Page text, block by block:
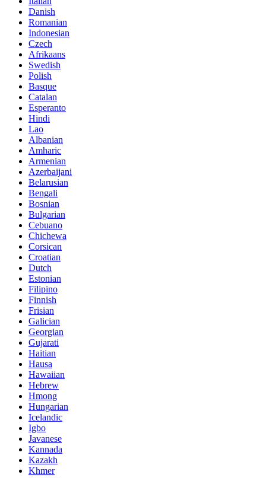
Danish
Romanian
Indonesian
Czech
Afrikaans
Swedish
Polish
Basque
Catalan
Esperanto
Hindi
Lao
Albanian
Amharic
Armenian
Azerbaijani
Belarusian
Bengali
Bosnian
Bulgarian
Cebuano
Chichewa
Corsican
Croatian
Dutch
Estonian
Filipino
Finnish
Frisian
Galician
Georgian
Gujarati
Haitian
Hausa
Hawaiian
Hebrew
Hmong
Hungarian
Icelandic
Igbo
Javanese
Kannada
Kazakh
Khmer